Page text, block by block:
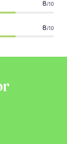
8/10
8/10